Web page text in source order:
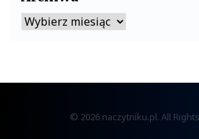
Archiwa
© 2026 naczytniku.pl. All